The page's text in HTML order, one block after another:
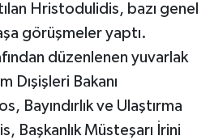
Hristodulidis, bazı genel
görüşmeler yaptı.
düzenlenen yuvarlak
Dışişleri Bakanı
Bayındırlık ve Ulaştırma
Başkanlık Müsteşarı İrini